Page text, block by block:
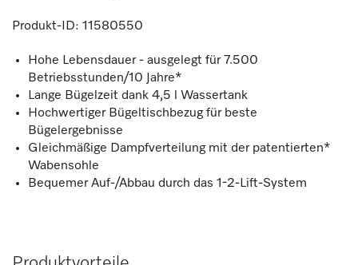
Produkt-ID: 11580550
Hohe Lebensdauer - ausgelegt für 7.500
Betriebsstunden/10 Jahre*
Lange Bügelzeit dank 4,5 l Wassertank
Hochwertiger Bügeltischbezug für beste
Bügelergebnisse
Gleichmäßige Dampfverteilung mit der patentierten*
Wabensohle
Bequemer Auf-/Abbau durch das 1-2-Lift-System